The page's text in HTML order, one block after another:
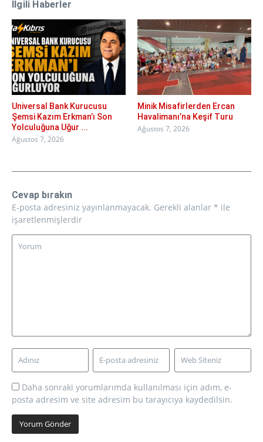
İlgili Haberler
Universal Bank Kurucusu
Şemsi Kazım Erkman’ı Son
Yolculuğuna Uğur ...
Ağustos 7, 2026
Minik Misafirlerden Ercan
Havalimanı’na Keşif Turu
Ağustos 7, 2026
Cevap bırakın
E-posta adresiniz yayınlanmayacak. Gerekli alanlar * ile
işaretlenmişlerdir
Daha sonraki yorumlarımda kullanılması için adım, e-
posta adresim ve site adresim bu tarayıcıya kaydedilsin.